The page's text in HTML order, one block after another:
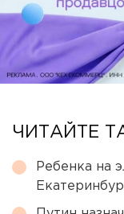
ЧИТАЙТЕ
Ребенка на